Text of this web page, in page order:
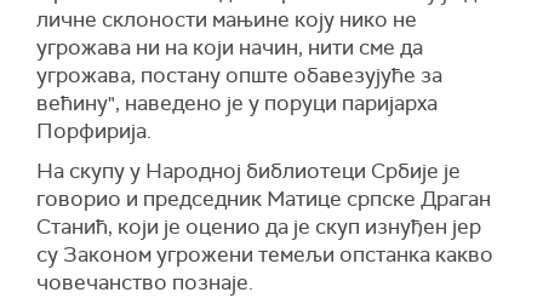
личне склоности мањине коју нико не
угрожава ни на који начин, нити сме да
угрожава, постану опште обавезујуће за
већину", наведено је у поруци паријарха
Порфирија.
На скупу у Народној библиотеци Србије је
говорио и председник Матице српске Драган
Станић, који је оценио да је скуп изнуђен јер
су Законом угрожени темељи опстанка какво
човечанство познаје.